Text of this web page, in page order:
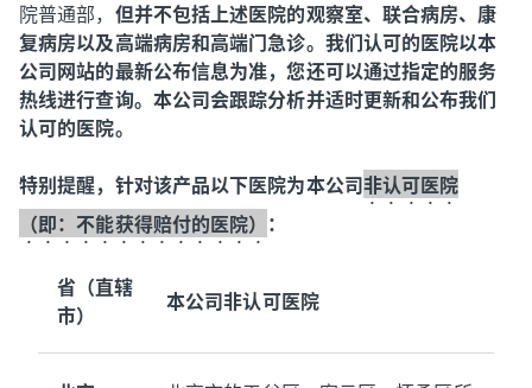
院普通部， 但并不包括上述医院的观察室、联合病房、康
复病房以及高端病房和高端门急诊。我们认可的医院以本
公司网站的最新公布信息为准，您还可以通过指定的服务
热线进行查询。本公司会跟踪分析并适时更新和公布我们
认可的医院。
特别提醒，针对该产品以下医院为本公司非认可医院
（即：不能获得赔付的医院） ：
省（直辖
市）
本公司非认可医院